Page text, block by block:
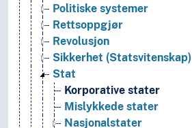
Politiske systemer
Rettsoppgjør
Revolusjon
Sikkerhet (Statsvitenskap)
Stat
Korporative stater
Mislykkede stater
Nasjonalstater